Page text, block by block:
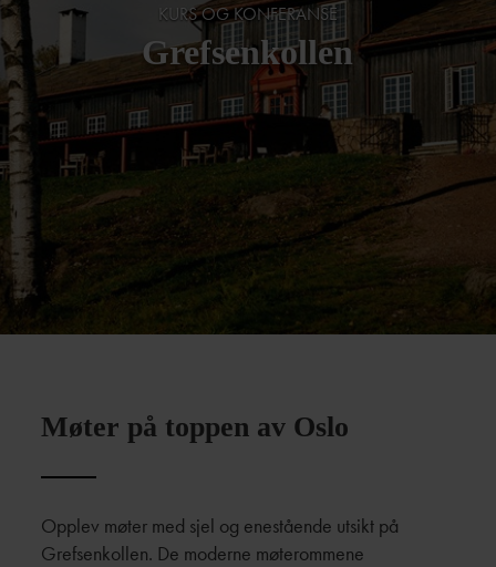
KURS OG KONFERANSE
Grefsenkollen
Møter på toppen av Oslo
Opplev møter med sjel og enestående utsikt på
Grefsenkollen. De moderne møterommene